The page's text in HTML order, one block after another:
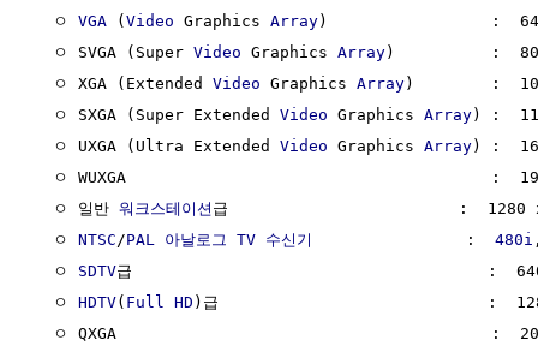
  ㅇ
VGA (Video Graphics Array)                 :  640 x
  ㅇ SVGA (Super
Video Graphics Array)          :  800
  ㅇ XGA (Extended
Video Graphics Array)        :
  ㅇ SXGA (Super Extended
Video Graphics Array) :
  ㅇ UXGA (Ultra Extended
Video Graphics Array) :
ㅇ WUXGA                                      :
  ㅇ 일반
워크스테이션 급                        :  1280 x
  ㅇ
NTSC /PAL 아날로그 TV 수신기
                :
480i
  ㅇ
SDTV급                                     :  640 x
  ㅇ
HDTV( Full HD )급                            :  1280
ㅇ QXGA                                       :